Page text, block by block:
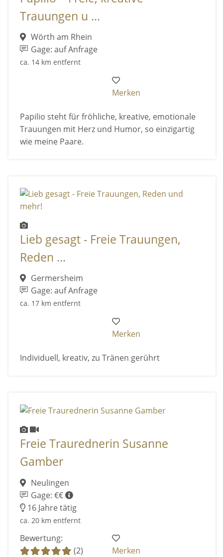
Trauungen u ...
Wörth am Rhein
Gage: auf Anfrage
ca. 14 km entfernt
Merken
Papilio steht für fröhliche, kreative, emotionale
Trauungen mit Herz und Humor, so einzigartig
wie meine Paare.
Lieb gesagt - Freie Trauungen,
Reden ...
Germersheim
Gage: auf Anfrage
ca. 17 km entfernt
Merken
Individuell, kreativ, zu Tränen gerührt
Freie Traurednerin Susanne
Gamber
Neulingen
Gage: €€
16 Jahre tätig
ca. 20 km entfernt
Bewertung:
(2)
Merken